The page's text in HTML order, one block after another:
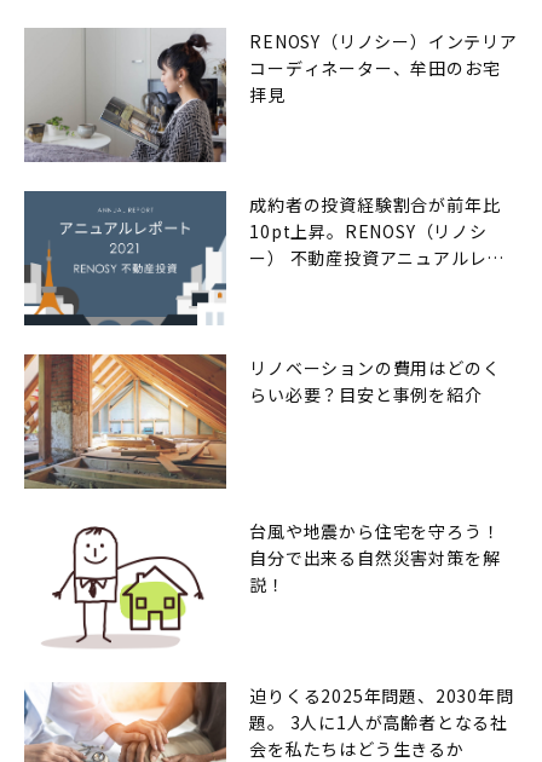
RENOSY（リノシー）インテリア
コーディネーター、牟田のお宅
拝見
成約者の投資経験割合が前年比
10pt上昇。RENOSY（リノシ
ー） 不動産投資アニュアルレポ
リノベーションの費用はどのく
らい必要？目安と事例を紹介
台風や地震から住宅を守ろう！
自分で出来る自然災害対策を解
説！
迫りくる2025年問題、2030年問
題。 3人に1人が高齢者となる社
会を私たちはどう生きるか